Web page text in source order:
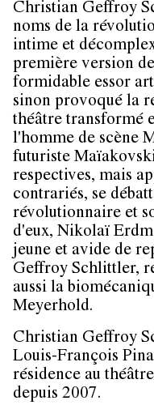
Christian Geffroy
noms de la
intime et
première version
formidable essor
sinon provoqué la
théâtre transformé
l'homme de scène
futuriste
respectives, mais
contrariés, se
révolutionnaire et
d'eux, Nikolaï
jeune et avide de
Geffroy Schlittler,
aussi la
Meyerhold.
Christian Geffroy
Louis-François
résidence au
depuis 2007.